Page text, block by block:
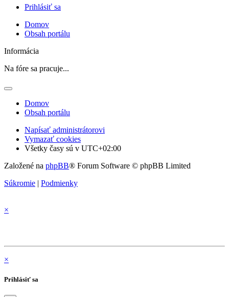
Prihlásiť sa
Domov
Obsah portálu
Informácia
Na fóre sa pracuje...
Domov
Obsah portálu
Napísať administrátorovi
Vymazať cookies
Všetky časy sú v UTC+02:00
Založené na phpBB® Forum Software © phpBB Limited
Súkromie | Podmienky
×
×
Prihlásiť sa